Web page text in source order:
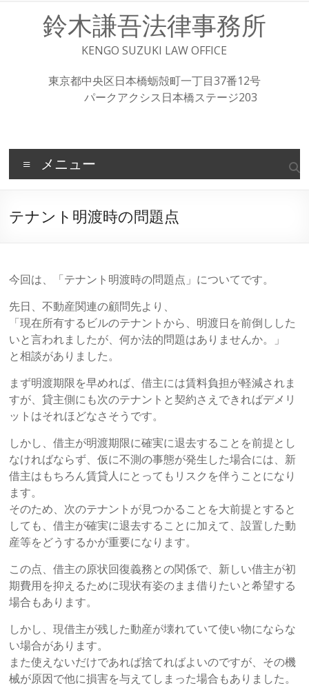
鈴木謙吾法律事務所
KENGO SUZUKI LAW OFFICE
東京都中央区日本橋蛎殻町一丁目37番12号
パークアクシス日本橋ステージ203
メニュー
テナント明渡時の問題点
今回は、「テナント明渡時の問題点」についてです。
先日、不動産関連の顧問先より、
「現在所有するビルのテナントから、明渡日を前倒しした
いと言われましたが、何か法的問題はありませんか。」
と相談がありました。
まず明渡期限を早めれば、借主には賃料負担が軽減されま
すが、貸主側にも次のテナントと契約さえできればデメリ
ットはそれほどなさそうです。
しかし、借主が明渡期限に確実に退去することを前提とし
なければならず、仮に不測の事態が発生した場合には、新
借主はもちろん賃貸人にとってもリスクを伴うことになり
ます。
そのため、次のテナントが見つかることを大前提とすると
しても、借主が確実に退去することに加えて、設置した動
産等をどうするかが重要になります。
この点、借主の原状回復義務との関係で、新しい借主が初
期費用を抑えるために現状有姿のまま借りたいと希望する
場合もあります。
しかし、現借主が残した動産が壊れていて使い物にならな
い場合があります。
また使えないだけであれば捨てればよいのですが、その機
械が原因で他に損害を与えてしまった場合もありました。